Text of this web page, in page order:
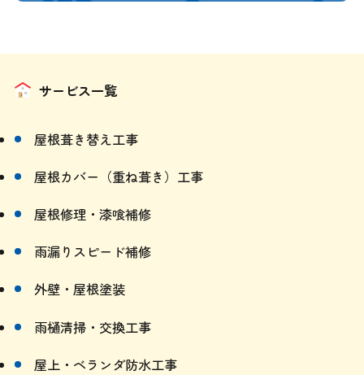
サービス一覧
屋根葺き替え工事
屋根カバー（重ね葺き）工事
屋根修理・漆喰補修
雨漏りスピード補修
外壁・屋根塗装
雨樋清掃・交換工事
屋上・ベランダ防水工事